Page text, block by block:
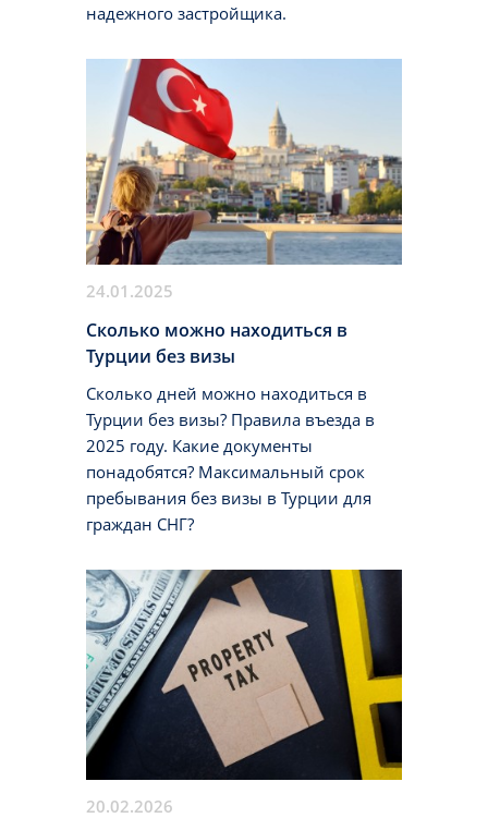
надежного застройщика.
24.01.2025
Сколько можно находиться в
Турции без визы
Сколько дней можно находиться в
Турции без визы? Правила въезда в
2025 году. Какие документы
понадобятся? Максимальный срок
пребывания без визы в Турции для
граждан СНГ?
20.02.2026